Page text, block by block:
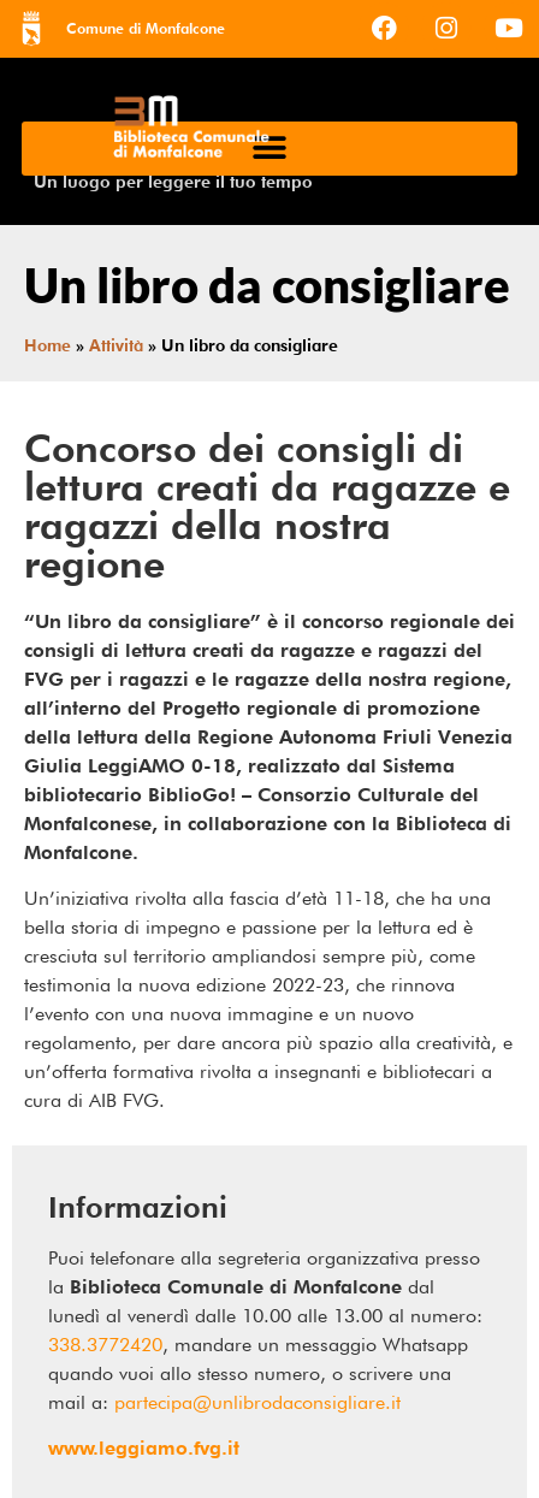
Comune di Monfalcone
Un luogo per leggere il tuo tempo
Un libro da consigliare
Home » Attività » Un libro da consigliare
Concorso dei consigli di
lettura creati da ragazze e
ragazzi della nostra
regione
“Un libro da consigliare” è il concorso regionale dei
consigli di lettura creati da ragazze e ragazzi del
FVG per i ragazzi e le ragazze della nostra regione,
all’interno del Progetto regionale di promozione
della lettura della Regione Autonoma Friuli Venezia
Giulia LeggiAMO 0-18, realizzato dal Sistema
bibliotecario BiblioGo! – Consorzio Culturale del
Monfalconese, in collaborazione con la Biblioteca di
Monfalcone.
Un’iniziativa rivolta alla fascia d’età 11-18, che ha una
bella storia di impegno e passione per la lettura ed è
cresciuta sul territorio ampliandosi sempre più, come
testimonia la nuova edizione 2022-23, che rinnova
l’evento con una nuova immagine e un nuovo
regolamento, per dare ancora più spazio alla creatività, e
un’offerta formativa rivolta a insegnanti e bibliotecari a
cura di AIB FVG.
Informazioni
Puoi telefonare alla segreteria organizzativa presso
la Biblioteca Comunale di Monfalcone dal
lunedì al venerdì dalle 10.00 alle 13.00 al numero:
338.3772420, mandare un messaggio Whatsapp
quando vuoi allo stesso numero, o scrivere una
mail a: partecipa@unlibrodaconsigliare.it
www.leggiamo.fvg.it